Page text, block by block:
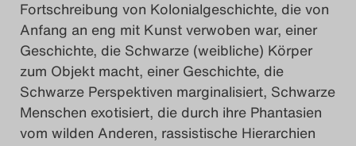
Fortschreibung von Kolonialgeschichte, die von
Anfang an eng mit Kunst verwoben war, einer
Geschichte, die Schwarze (weibliche) Körper
zum Objekt macht, einer Geschichte, die
Schwarze Perspektiven marginalisiert, Schwarze
Menschen exotisiert, die durch ihre Phantasien
vom wilden Anderen, rassistische Hierarchien